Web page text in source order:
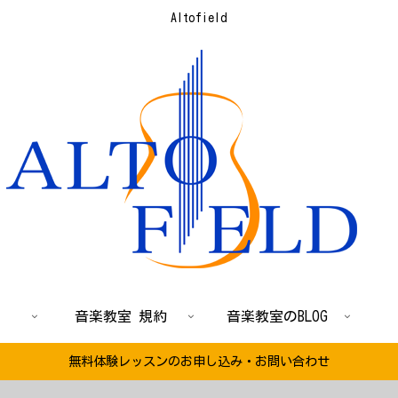
Altofield
音楽教室 規約 音楽教室のBLOG
無料体験レッスンのお申し込み・お問い合わせ